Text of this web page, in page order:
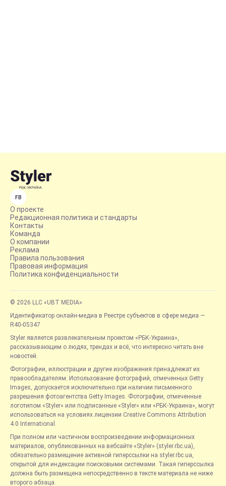
FB
О проекте
Редакционная политика и стандарты
Контакты
Команда
О компании
Реклама
Правила пользования
Правовая информация
Политика конфиденциальности
© 2026 LLC «UBT MEDIA»
Идентификатор онлайн-медиа в Реестре субъектов в сфере медиа —
R40-05347
Styler является развлекательным проектом «РБК-Украина»,
рассказывающим о людях, трендах и всё, что интересно читать вне
новостей.
Фотографии, иллюстрации и другие изображения принадлежат их
правообладателям. Использование фотографий, отмеченных Getty
Images, допускается исключительно при наличии письменного
разрешения фотоагентства Getty Images. Фотографии, отмеченные
логотипом «Styler» или подписанные «Styler» или «РБК-Украина», могут
использоваться на условиях лицензии Creative Commons Attribution
4.0 International.
При полном или частичном воспроизведении информационных
материалов, опубликованных на вебсайте «Styler» (styler.rbc.ua),
обязательно размещение активной гиперссылки на styler.rbc.ua,
открытой для индексации поисковыми системами. Такая гиперссылка
должна быть размещена непосредственно в тексте материала не ниже
второго абзаца.